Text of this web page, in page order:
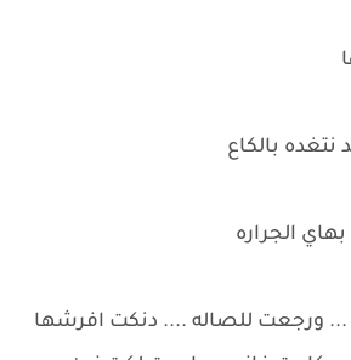
نتغده بالكاع
الجراره
ورجعت للصاله .... دنكت افرشها